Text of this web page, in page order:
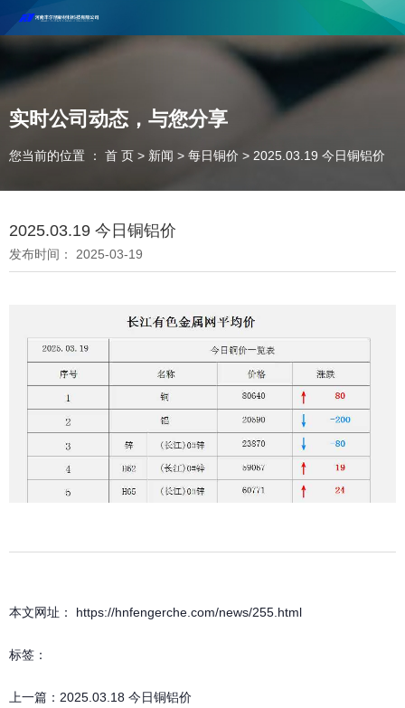
河南丰尔彻新材料科技有限公司欢迎合作咨询！
联系电话：18037947756
实时公司动态，与您分享
您当前的位置 ： 首 页 > 新闻 > 每日铜价 > 2025.03.19 今日铜铝价
2025.03.19 今日铜铝价
发布时间： 2025-03-19
本文网址： https://hnfengerche.com/news/255.html
标签：
上一篇： 2025.03.18 今日铜铝价